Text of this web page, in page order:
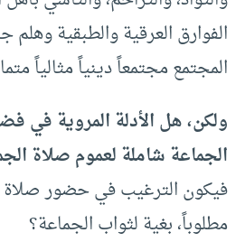
الفوارق العرقية والطبقية وهلم
المجتمع مجتمعاً دينياً مثالياً
ولكن، هل الأدلة المروية في
الجماعة شاملة لعموم صلاة
فيكون الترغيب في حضور صلاة
مطلوباً، بغية لثواب الجماعة؟